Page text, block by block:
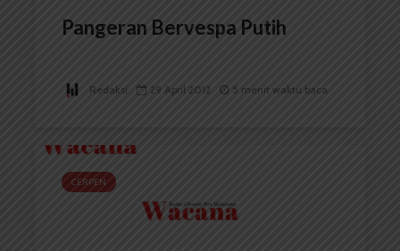
Pangeran Bervespa Putih
Redaksi 29 April 2012 5 menit waktu baca
CERPEN